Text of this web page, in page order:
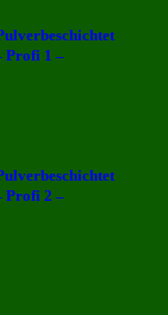
Profi 1 –
Profi 2 –